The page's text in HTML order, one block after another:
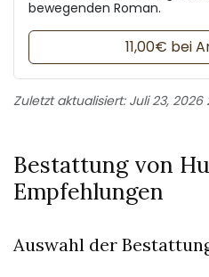
bewegenden Roman.
11,00€ bei
Zuletzt aktualisiert: Juli 23, 2026
Bestattung von
Empfehlungen
Auswahl der